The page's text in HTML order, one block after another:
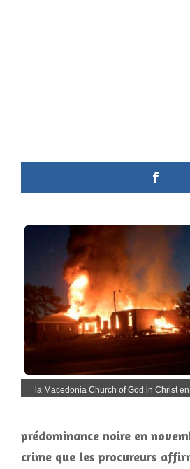
la Macedonia Church of God in Christ
prédominance noire en
crime que les procureurs